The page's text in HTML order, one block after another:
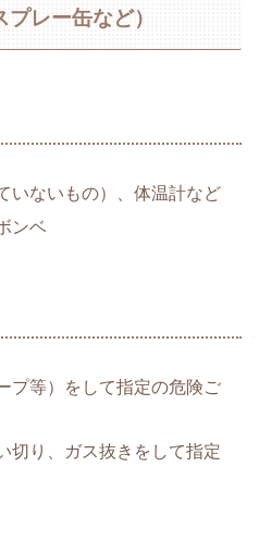
レー缶など）
いないもの）、体温計など
ンベ
プ等）をして指定の危険ご
切り、ガス抜きをして指定